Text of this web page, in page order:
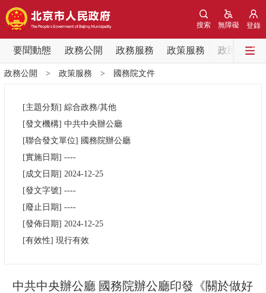
登錄
無障礙
搜索
要聞動態 政務公開 政務服務 政策服務 政民互動
要聞動態
黨中央精神 國務院資訊
北京要聞
政務公開
市領導
政策兌現
決策公開 專題公開
政務公開 > 政策服務 > 國務院文件
[主題分類] 綜合政務/其他
[發文機構] 中共中央辦公廳
[聯合發文單位] 國務院辦公廳
[實施日期] ----
[成文日期] 2024-12-25
[發文字號] ----
[廢止日期] ----
[發佈日期] 2024-12-25
[有效性] 現行有效
中共中央辦公廳 國務院辦公廳印發《關於做好